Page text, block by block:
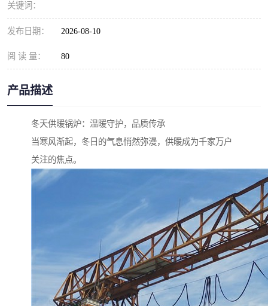
关键词：
发布日期： 2026-08-10
阅 读 量： 80
产品描述
冬天供暖锅炉：温暖守护，品质传承
当寒风渐起，冬日的气息悄然弥漫，供暖成为千家万户
关注的焦点。